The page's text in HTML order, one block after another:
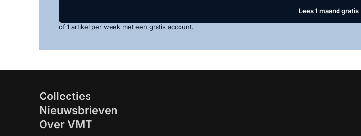
Lees 1 maand gratis
of 1 artikel per week met een gratis account.
Collecties
Nieuwsbrieven
Over VMT